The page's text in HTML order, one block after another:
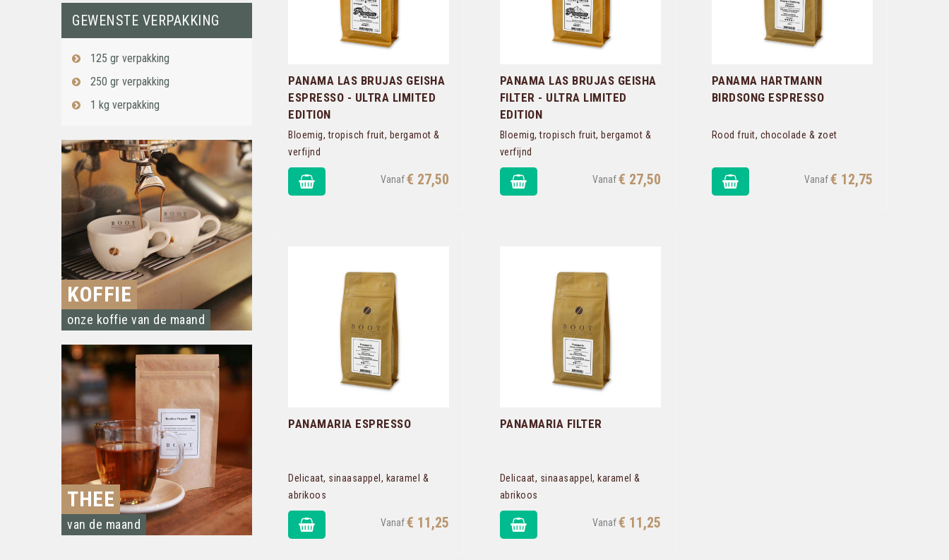
PANAMA LAS BRUJAS GEISHA
ESPRESSO - ULTRA LIMITED
EDITION
Bloemig, tropisch fruit, bergamot &
verfijnd
€ 27,50
PANAMA LAS BRUJAS GEISHA
FILTER - ULTRA LIMITED
EDITION
Bloemig, tropisch fruit, bergamot &
verfijnd
€ 27,50
PANAMA HARTMANN
BIRDSONG ESPRESSO
Rood fruit, chocolade & zoet
€ 12,75
PANAMARIA ESPRESSO
Delicaat, sinaasappel, karamel &
abrikoos
€ 11,25
PANAMARIA FILTER
Delicaat, sinaasappel, karamel &
abrikoos
€ 11,25
GEWENSTE VERPAKKING
125 gr verpakking
250 gr verpakking
1 kg verpakking
KOFFIE
onze koffie van de maand
THEE
van de maand